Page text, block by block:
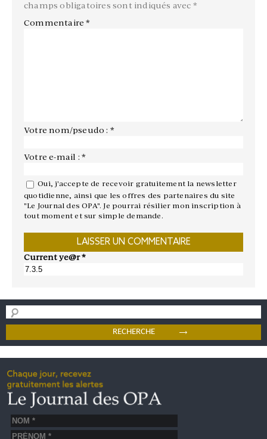
champs obligatoires sont indiqués avec *
Commentaire*
Votre nom/pseudo : *
Votre e-mail : *
Oui, j'accepte de recevoir gratuitement la newsletter
quotidienne, ainsi que les offres des partenaires du site
"Le Journal des OPA". Je pourrai résilier mon inscription à
tout moment et sur simple demande.
Current ye@r*